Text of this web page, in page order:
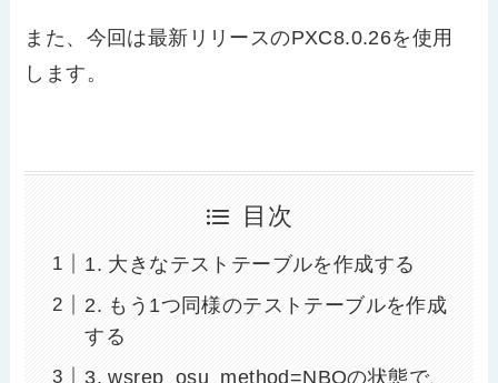
また、今回は最新リリースのPXC8.0.26を使用
します。
目次
1. 大きなテストテーブルを作成する
2. もう1つ同様のテストテーブルを作成
する
3. wsrep_osu_method=NBOの状態で、